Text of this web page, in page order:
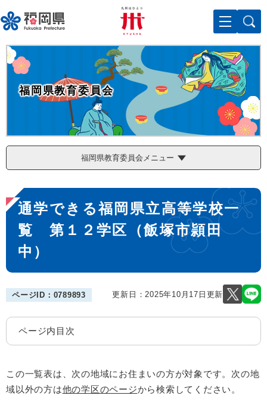
ー
ジ
の
先
メニューを飛ばして本文へ
福岡県教育委員会
福岡県教育委員会メニュー
本
文
通学できる福岡県立高等学校一
覧 第１２学区（飯塚市頴田
中）
ページID：0789893 更新日：2025年10月17日更新
ページ内目次
この一覧表は、次の地域にお住まいの方が対象です。次の地
域以外の方は他の学区のページから検索してください。